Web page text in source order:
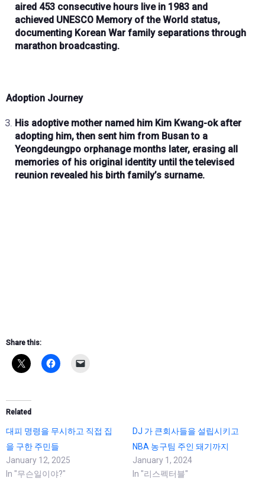
aired 453 consecutive hours live in 1983 and
achieved UNESCO Memory of the World status,
documenting Korean War family separations through
marathon broadcasting.
Adoption Journey
His adoptive mother named him Kim Kwang-okafter
adopting him, then sent him from Busan to a
Yeongdeungpo orphanagemonths later, erasing all
memories of his original identity until the televised
reunion revealed his birth family’s surname.
Share this:
Related
대피 명령을 무시하고 직접 집
을 구한 주민들
January 12, 2025
In "무슨일이야?"
DJ 가 큰회사들을 설립시키고
NBA 농구팀 주인 돼기까지
January 1, 2024
In "리스펙터블"